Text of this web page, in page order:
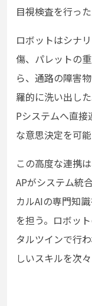
目視検査を行った
ロボットはシナ
傷、パレットの
ら、通路の障害
羅的に洗い出し
Pシステムへ直
な意思決定を可能
この高度な連携
APがシステム統
カルAIの専門知
を担う。ロボッ
タルツインで行
しいスキルを次